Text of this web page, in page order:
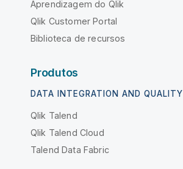
Aprendizagem do Qlik
Qlik Customer Portal
Biblioteca de recursos
Produtos
DATA INTEGRATION AND QUALITY
Qlik Talend
Qlik Talend Cloud
Talend Data Fabric